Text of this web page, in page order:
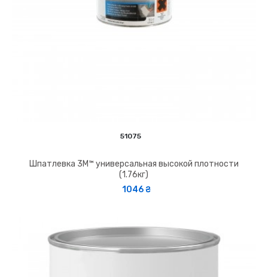
51075
Шпатлевка 3M™ универсальная высокой плотности
(1.76кг)
1046 ₴